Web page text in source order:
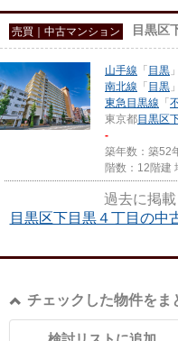
売買｜中古マンション 目黒区
山手線 「目黒
南北線 「目黒
東急目黒線 「
東京都目黒区
-
築年数：築52
階数：12階建
過去に掲載
目黒区下目黒４丁目の中
チェックした物件をま